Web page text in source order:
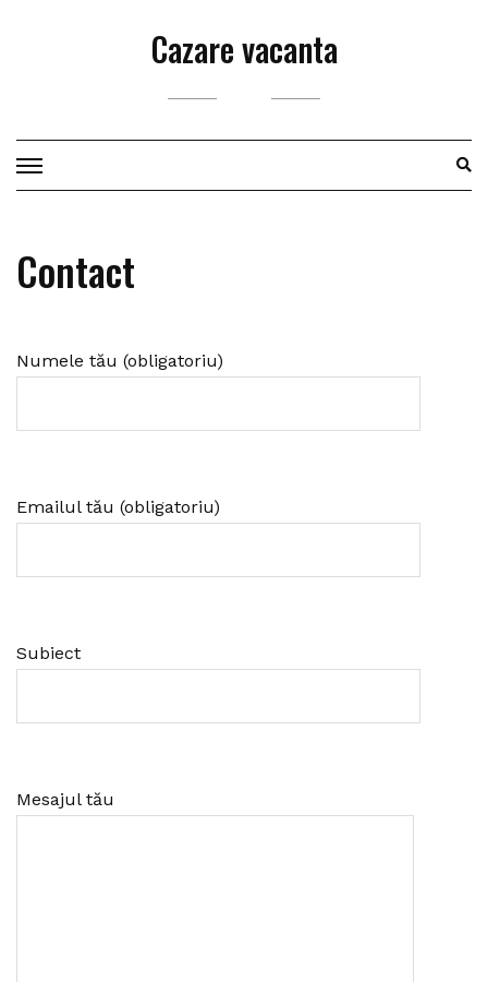
Cazare vacanta
Contact
Numele tău (obligatoriu)
Emailul tău (obligatoriu)
Subiect
Mesajul tău